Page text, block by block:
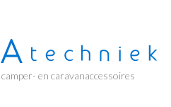
camper- en caravanaccessoires